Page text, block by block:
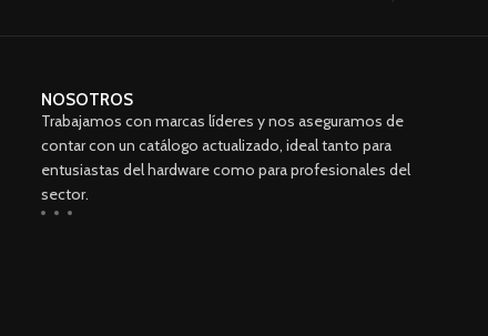
NOSOTROS
Trabajamos con marcas líderes y nos aseguramos de
contar con un catálogo actualizado, ideal tanto para
entusiastas del hardware como para profesionales del
sector.